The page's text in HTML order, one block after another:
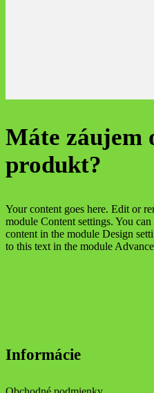
Máte záujem
produkt?
Your content goes here. Edit or
module Content settings. You
content in the module Design
to this text in the module
Informácie